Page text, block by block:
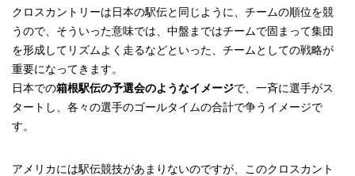
クロスカントリーは日本の駅伝と同じように、チームの順位を競
うので、そういった意味では、中盤まではチームで固まって集団
を形成してリズムよく走るなどといった、チームとしての戦略が
重要になってきます。
日本での箱根駅伝の予選会のようなイメージで、一斉に選手がス
タートし、各々の選手のゴールタイムの合計で争うイメージで
す。
アメリカには駅伝競技があまりないのですが、このクロスカント